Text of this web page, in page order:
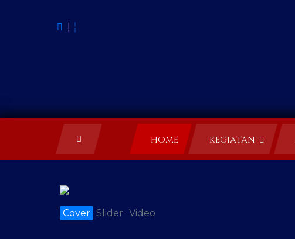
|
HOME KEGIATAN
Cover Slider Video